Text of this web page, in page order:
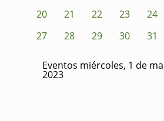
20
21 22 23 24
27
28 29 30 31
Eventos miércoles, 1 de
2023